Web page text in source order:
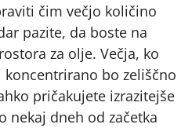
čim večjo količino
pazite, da boste na
za olje. Večja, ko
bo zeliščno
pričakujete izrazitejše
nekaj dneh od začetka